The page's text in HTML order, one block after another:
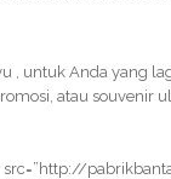
, untuk Anda yang
atau souvenir
src=”http://